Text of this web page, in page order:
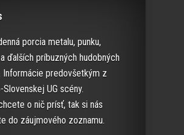
porcia metalu, punku,
ďalších príbuzných hudobných
Informácie predovšetkým z
Slovenskej UG scény.
o nič prísť, tak si nás
do záujmového zoznamu.